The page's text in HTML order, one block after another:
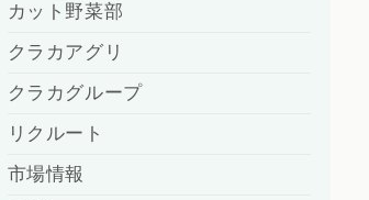
カット野菜部
クラカアグリ
クラカグループ
リクルート
市場情報